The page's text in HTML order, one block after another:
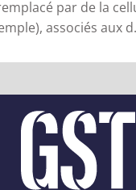
par de la
associés aux